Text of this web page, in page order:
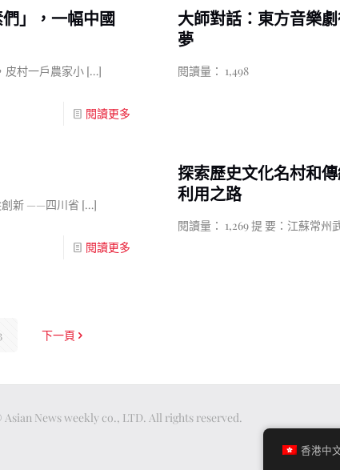
」，一幅中國
皮村一戶農家小[…]
閱讀更多
大師對話：東方音樂
夢
閱讀量： 1,498
創新 ——四川省 […]
閱讀更多
探索歷史文化名村和
利用之路
閱讀量： 1,269 提 要：江蘇常州
下一頁
News weekly co., LTD. All rights reserved.
香港中